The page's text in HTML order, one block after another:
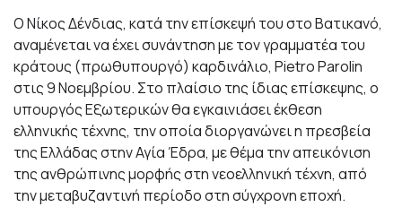
O Νίκος Δένδιας, κατά την επίσκεψή του στο Βατικανό,
αναμένεται να έχει συνάντηση με τον γραμματέα του
κράτους (πρωθυπουργό) καρδινάλιο, Pietro Parolin
στις 9 Νοεμβρίου. Στο πλαίσιο της ίδιας επίσκεψης, ο
υπουργός Εξωτερικών θα εγκαινιάσει έκθεση
ελληνικής τέχνης, την οποία διοργανώνει η πρεσβεία
της Ελλάδας στην Αγία Έδρα, με θέμα την απεικόνιση
της ανθρώπινης μορφής στη νεοελληνική τέχνη, από
την μεταβυζαντινή περίοδο στη σύγχρονη εποχή.